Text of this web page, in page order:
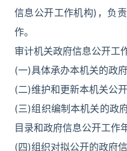
信息公开工作机构)，负
作。
审计机关政府信息公开工
(一)具体承办本机关的政
(二)维护和更新本机关公
(三)组织编制本机关的政
目录和政府信息公开工作
(四)组织对拟公开的政府